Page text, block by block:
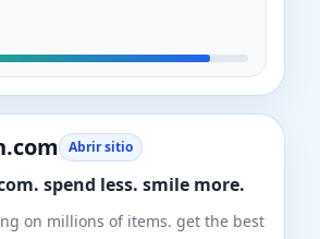
Abrir sitio
spend less. smile more.
on millions of items. get the best